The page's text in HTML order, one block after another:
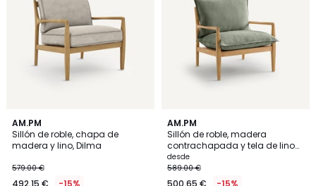
AM.PM
Sillón de roble, chapa de
madera y lino, Dilma
579.00 €
492.15 € -15%
4,1
/ 5
2
Colores
AM.PM
Sillón de roble, madera
contrachapada y tela de lino
de algodón, Dilma
desde
589.00 €
500.65 € -15%
4,6
/ 5
3
Colores